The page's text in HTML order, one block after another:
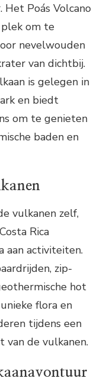
Poás Volcano
om te
nevelwouden
van dichtbij.
is gelegen in
en biedt
om te genieten
baden en
vulkanen zelf,
Rica
aan activiteiten.
zip-
hot
flora en
tijdens een
de vulkanen.